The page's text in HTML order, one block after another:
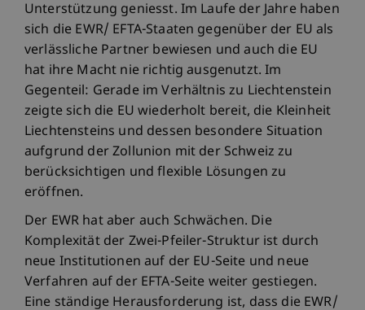
Unterstützung geniesst. Im Laufe der Jahre haben
sich die EWR/ EFTA-Staaten gegenüber der EU als
verlässliche Partner bewiesen und auch die EU
hat ihre Macht nie richtig ausgenutzt. Im
Gegenteil: Gerade im Verhältnis zu Liechtenstein
zeigte sich die EU wiederholt bereit, die Kleinheit
Liechtensteins und dessen besondere Situation
aufgrund der Zollunion mit der Schweiz zu
berücksichtigen und flexible Lösungen zu
eröffnen.
Der EWR hat aber auch Schwächen. Die
Komplexität der Zwei-Pfeiler-Struktur ist durch
neue Institutionen auf der EU-Seite und neue
Verfahren auf der EFTA-Seite weiter gestiegen.
Eine ständige Herausforderung ist, dass die EWR/